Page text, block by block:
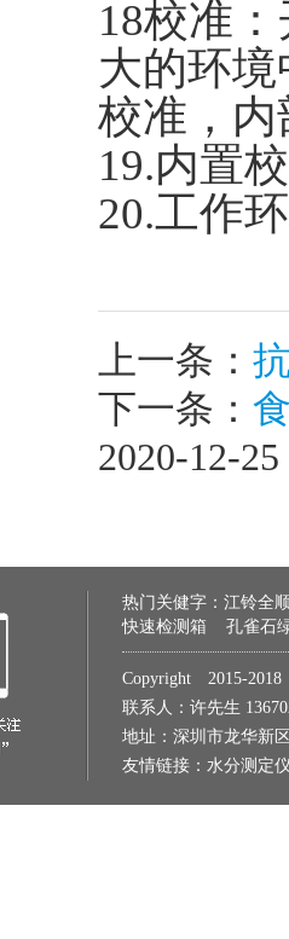
18校准
大的环
校准，
19.内置
20.工作
上一条：
下一条：
2020-12-25
热门关健字： 江铃全
快速检测箱
孔雀石
Copyright 2015-
联系人：许先生
地址：深圳市龙华新
友情链接： 水分测定